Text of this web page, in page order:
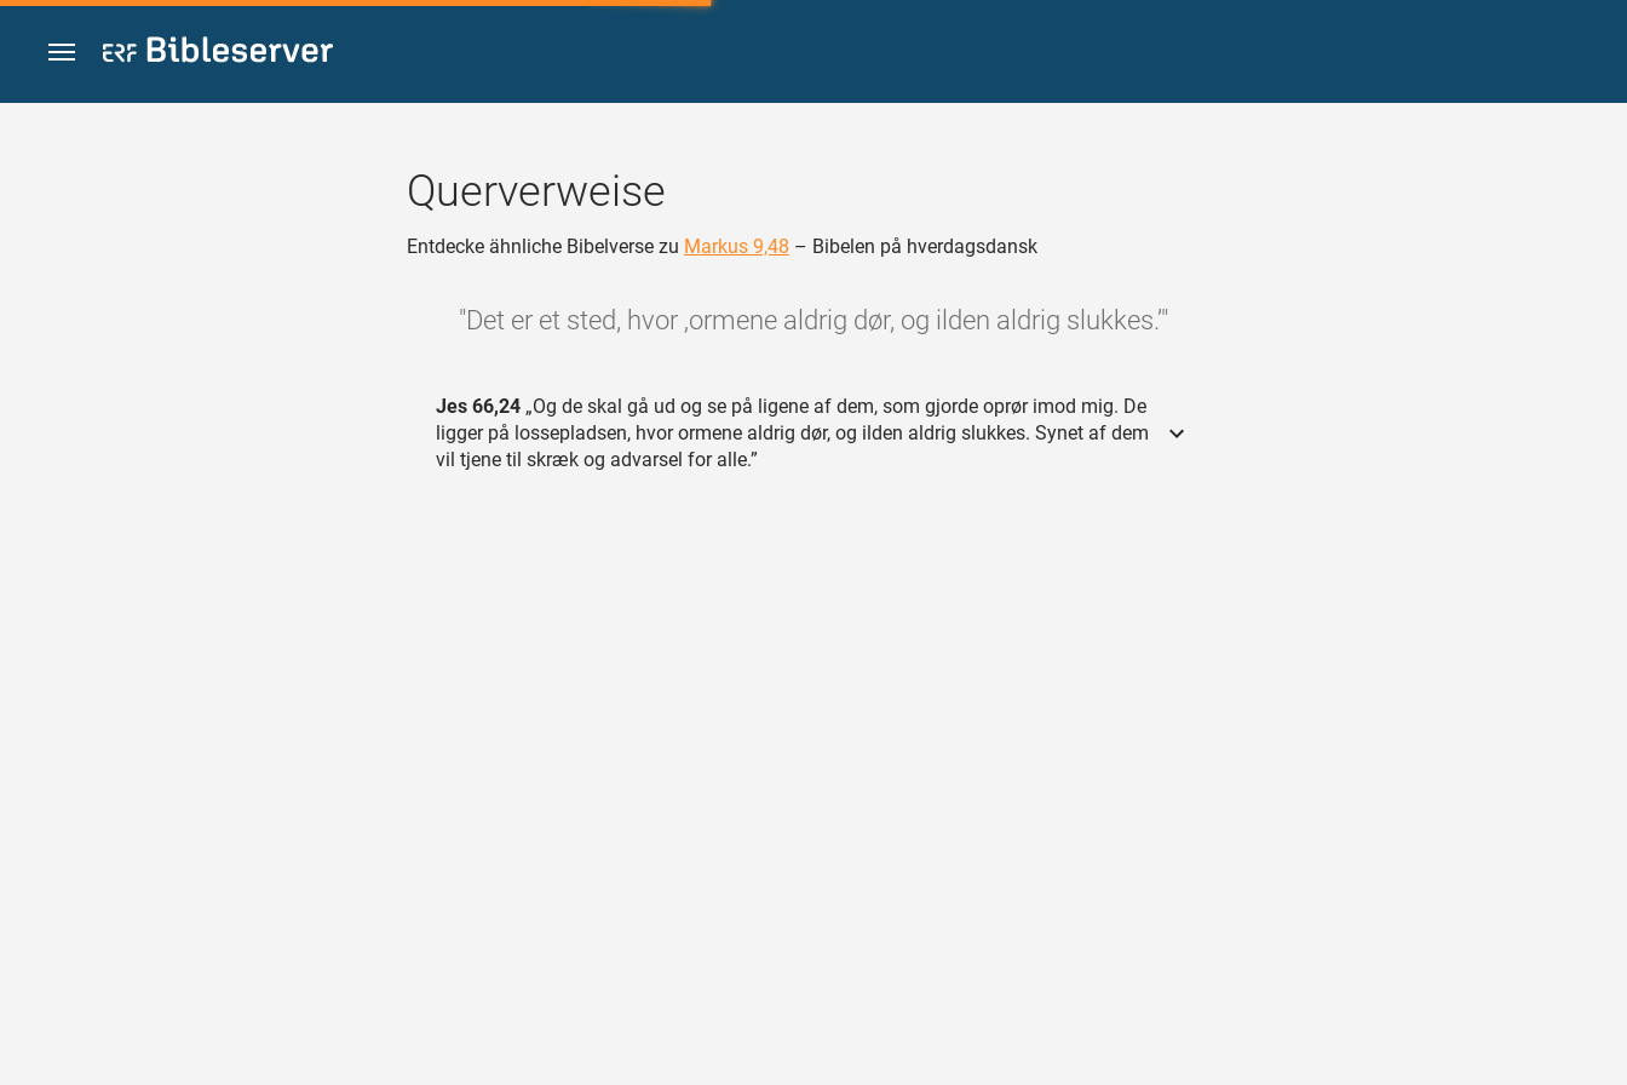
Zum Inhalt springen
Querverweise
Entdecke ähnliche Bibelverse zu Markus 9,48 – Bibelen på hverdagsdansk
"Det er et sted, hvor ‚ormene aldrig dør, og ilden aldrig slukkes.’"
Jes 66,24 „Og de skal gå ud og se på ligene af dem, som gjorde oprør imod mig. De
ligger på lossepladsen, hvor ormene aldrig dør, og ilden aldrig slukkes. Synet af dem
vil tjene til skræk og advarsel for alle.”